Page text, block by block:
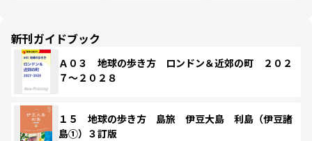
新刊ガイドブック
Ａ０３ 地球の歩き方 ロンドン＆近郊の町 ２０２
７～２０２８
１５ 地球の歩き方 島旅 伊豆大島 利島（伊豆諸
島①）３訂版